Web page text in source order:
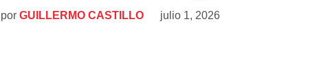
por GUILLERMO CASTILLO julio 1, 2026